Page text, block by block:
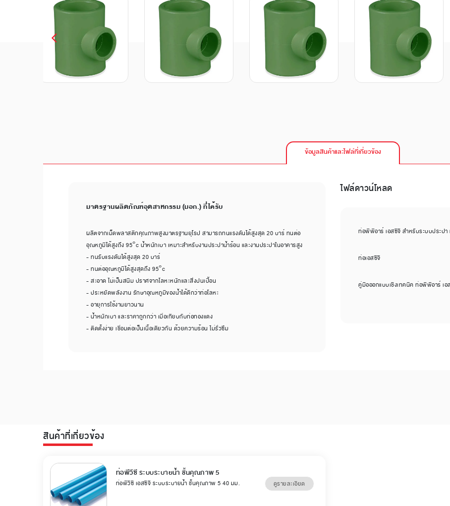
ข้อมูลสินค้าและไฟล์ที่เกี่ยวข้อง
มาตรฐานผลิตภัณฑ์อุตสาหกรรม (มอก.) ที่ได้รับ
ผลิตจากเม็ดพลาสติกคุณภาพสูงมาตรฐานยุโรป สามารถทนแรงดันได้สูงสุด 20 บาร์ ทนต่อ
อุณหภูมิได้สูงถึง 95°c น้ำหนักเบา เหมาะสำหรับงานประปาน้ำร้อน และงานประปาในอาคารสูง
- ทนรับแรงดันได้สูงสุด 20 บาร์
- ทนต่ออุณหภูมิได้สูงสุดถึง 95°c
- สะอาด ไม่เป็นสนิม ปราศจากโลหะหนักและสิ่งปนเปื้อน
- ประหยัดพลังงาน รักษาอุณหภูมิของน้ำได้ดีกว่าท่อโลหะ
- อายุการใช้งานยาวนาน
- น้ำหนักเบา และราคาถูกกว่า เมื่อเทียบกับท่อทองแดง
- ติดตั้งง่าย เชื่อมต่อเป็นเนื้อเดียวกัน ด้วยความร้อน ไม่รั่วซึม
ไฟล์ดาวน์โหลด
ท่อพีพีอาร์ เอสซีจี สำหรับระบบประปา
ท่อเอสซีจี
คู่มือออกแบบเชิงเทคนิค ท่อพีพีอาร์ เอ
สินค้าที่เกี่ยวข้อง
ท่อพีวีซี ระบบระบายน้ำ ชั้นคุณภาพ 5
ท่อพีวีซี เอสซีจี ระบบระบายน้ำ ชั้นคุณภาพ 5 40 มม. ดูรายละเอียด